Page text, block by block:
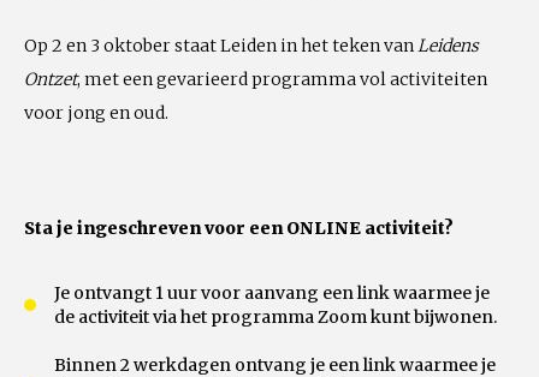
Op 2 en 3 oktober staat Leiden in het teken vanLeidens
Ontzet, met een gevarieerd programma vol activiteiten
voor jong en oud.
Sta je ingeschreven voor een ONLINE activiteit?
Je ontvangt 1 uur voor aanvang een link waarmee je
de activiteit via het programma Zoom kunt bijwonen.
Binnen 2 werkdagen ontvang je een link waarmee je